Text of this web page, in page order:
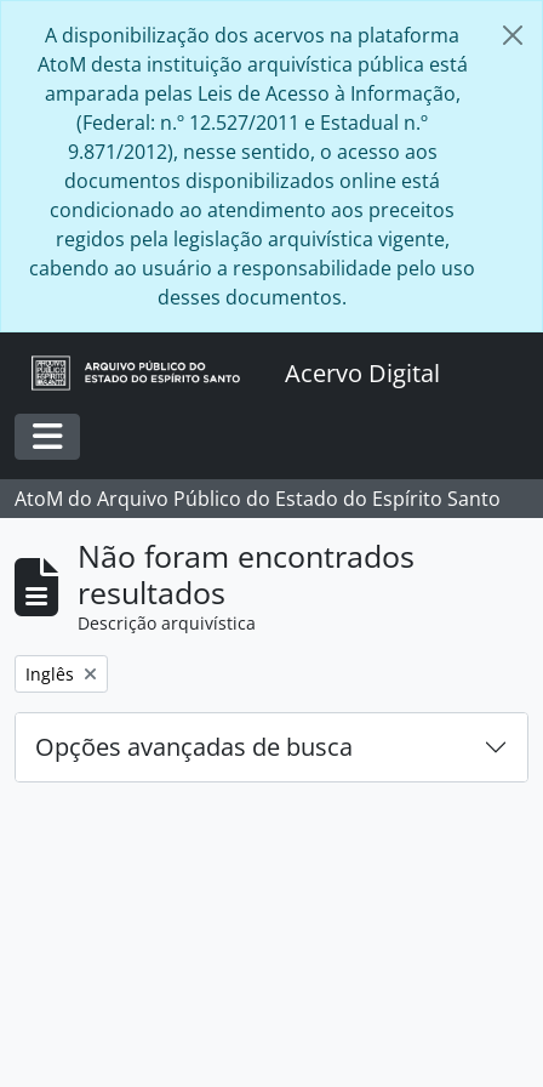
A disponibilização dos acervos na plataforma
AtoM desta instituição arquivística pública está
amparada pelas Leis de Acesso à Informação,
(Federal: n.º 12.527/2011 e Estadual n.º
9.871/2012), nesse sentido, o acesso aos
documentos disponibilizados online está
condicionado ao atendimento aos preceitos
regidos pela legislação arquivística vigente,
cabendo ao usuário a responsabilidade pelo uso
desses documentos.
Acervo Digital
Toggle navigation
AtoM do Arquivo Público do Estado do Espírito Santo
Não foram encontrados
resultados
Descrição arquivística
Remover filtro:
Inglês
Opções avançadas de busca